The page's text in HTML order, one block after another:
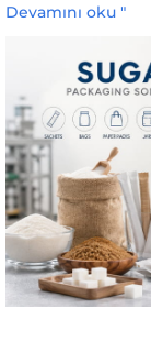
Devamını oku "